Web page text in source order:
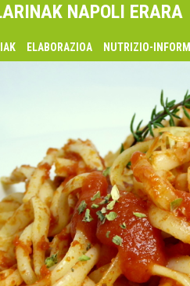
NAPOLI ERARA
ELABORAZIOA NUTRIZIO-